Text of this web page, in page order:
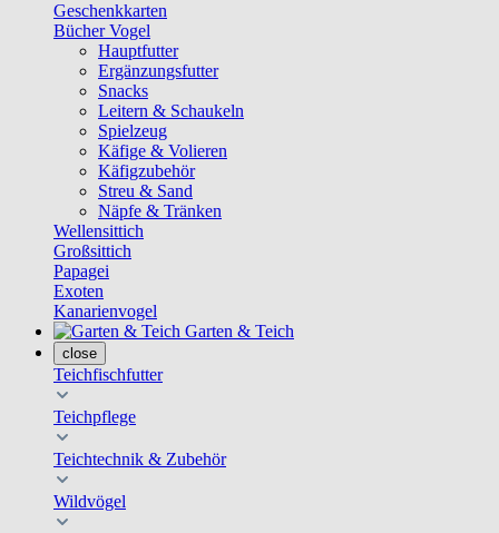
Geschenkkarten
Bücher Vogel
Hauptfutter
Ergänzungsfutter
Snacks
Leitern & Schaukeln
Spielzeug
Käfige & Volieren
Käfigzubehör
Streu & Sand
Näpfe & Tränken
Wellensittich
Großsittich
Papagei
Exoten
Kanarienvogel
Garten & Teich
close
Teichfischfutter
Teichpflege
Teichtechnik & Zubehör
Wildvögel